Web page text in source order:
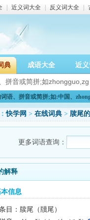
近义词大全 反义词大全
典 成语大全 近义
语、拼音或简拼;如:中国、
快学网 > 在线词典 > 牍尾
更多词语查询：
解释
信息
目：牍尾（牘尾）